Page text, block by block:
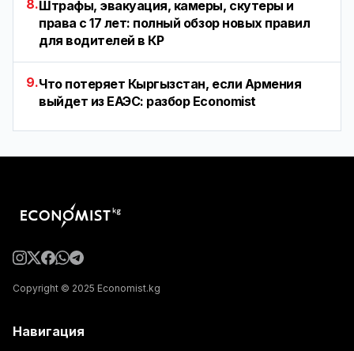
8.Штрафы, эвакуация, камеры, скутеры и
права с 17 лет: полный обзор новых правил
для водителей в КР
9.Что потеряет Кыргызстан, если Армения
выйдет из ЕАЭС: разбор Economist
Copyright © 2025 Economist.kg
Навигация